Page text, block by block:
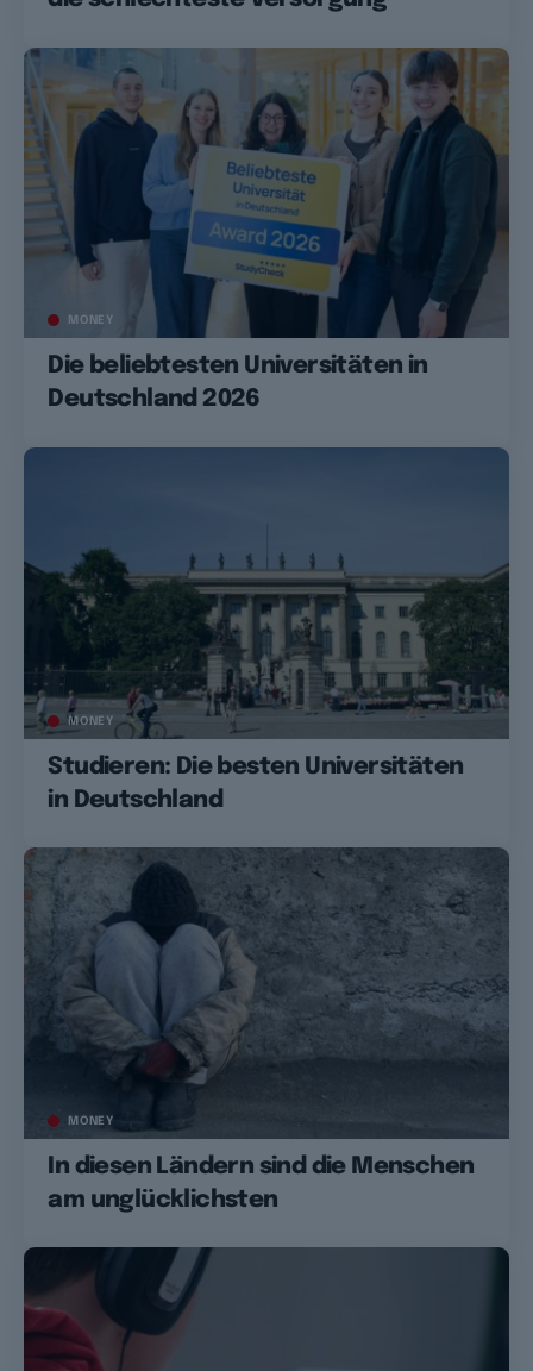
MONEY
Die beliebtesten Universitäten in
Deutschland 2026
MONEY
Studieren: Die besten Universitäten
in Deutschland
MONEY
In diesen Ländern sind die Menschen
am unglücklichsten